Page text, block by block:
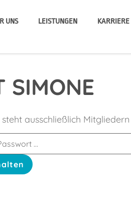
UNS LEISTUNGEN KARRIERE
SIMONE
ausschließlich